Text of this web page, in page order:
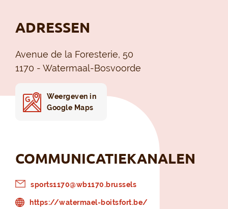
ADRESSEN
Avenue de la Foresterie, 50
1170 - Watermaal-Bosvoorde
Weergeven in
Google Maps
COMMUNICATIEKANALEN
sports1170@wb1170.brussels
https://watermael-boitsfort.be/